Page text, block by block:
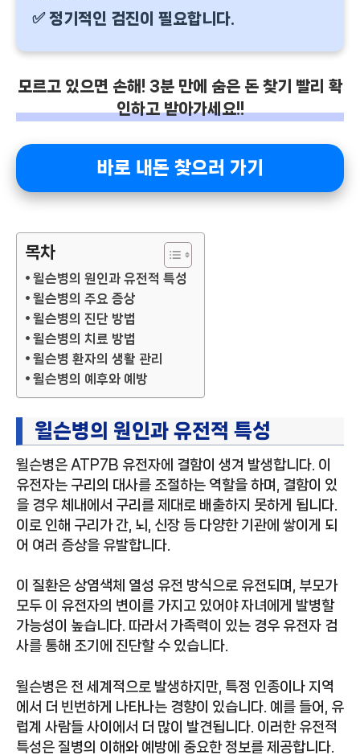
✅ 정기적인 검진이 필요합니다.
모르고 있으면 손해! 3분 만에 숨은 돈 찾기 빨리 확
인하고 받아가세요!!
바로 내돈 찾으러 가기
목차
윌슨병의 원인과 유전적 특성
윌슨병의 주요 증상
윌슨병의 진단 방법
윌슨병의 치료 방법
윌슨병 환자의 생활 관리
윌슨병의 예후와 예방
윌슨병의 원인과 유전적 특성
윌슨병은 ATP7B 유전자에 결함이 생겨 발생합니다. 이
유전자는 구리의 대사를 조절하는 역할을 하며, 결함이 있
을 경우 체내에서 구리를 제대로 배출하지 못하게 됩니다.
이로 인해 구리가 간, 뇌, 신장 등 다양한 기관에 쌓이게 되
어 여러 증상을 유발합니다.
이 질환은 상염색체 열성 유전 방식으로 유전되며, 부모가
모두 이 유전자의 변이를 가지고 있어야 자녀에게 발병할
가능성이 높습니다. 따라서 가족력이 있는 경우 유전자 검
사를 통해 조기에 진단할 수 있습니다.
윌슨병은 전 세계적으로 발생하지만, 특정 인종이나 지역
에서 더 빈번하게 나타나는 경향이 있습니다. 예를 들어, 유
럽계 사람들 사이에서 더 많이 발견됩니다. 이러한 유전적
특성은 질병의 이해와 예방에 중요한 정보를 제공합니다.